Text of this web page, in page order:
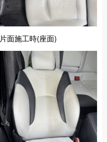
片面施工時(座面)